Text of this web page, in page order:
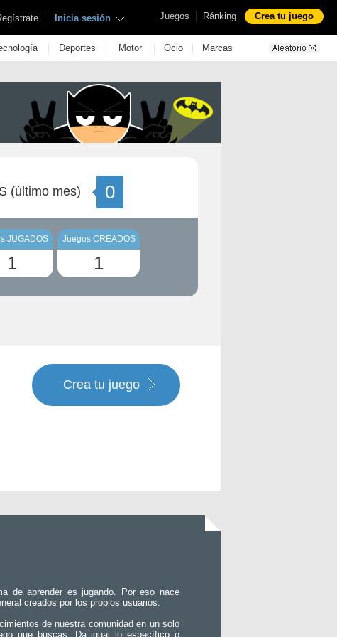
Juegos | Ránking Crea tu juego
| Inicia sesión
| Deportes | Motor | Ocio | Marcas
(último mes) 0
JUGADOS
1
Juegos CREADOS
1
Crea tu juego
de aprender es jugando. Por eso nace
creados por los propios usuarios.
de nuestra comunidad en un solo
que buscas. Da igual lo específico o